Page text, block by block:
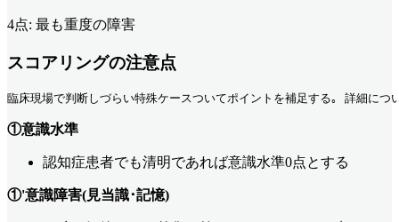
4点: 最も重度の障害
スコアリングの注意点
臨床現場で判断しづらい特殊ケースついてポイントを補足する｡ 詳細に
①意識水準
認知症患者でも清明であれば意識水準0点とする
①'意識障害(見当識･記憶)